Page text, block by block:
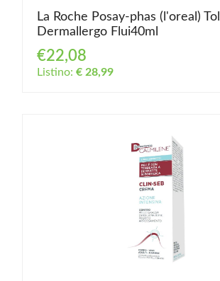
La Roche Posay-phas (l'oreal)
Dermallergo Flui40ml
€22,08
Listino: € 28,99